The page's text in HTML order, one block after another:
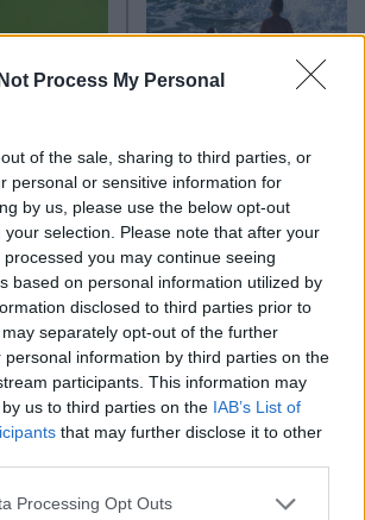
Process My Personal
of the sale, sharing to third parties, or
personal or sensitive information for
by us, please use the below opt-out
selection. Please note that after your
you may continue seeing
based on personal information utilized by
disclosed to third parties prior to
separately opt-out of the further
personal information by third parties on the
participants. This information may
us to third parties on the IAB’s List of
that may further disclose it to other
website/app uses one or more Google
Processing Opt Outs
Στην
θάνατοι
ημέρες
Εκρηκτικό κοκτέιλ
40άρια και 8 μποφόρ
συναγερμό η χώρα
φωτιές, ενισχύονται
άνεμοι τις επόμενες